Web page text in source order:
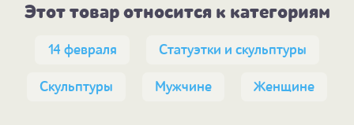
Этот товар относится к категориям
14 февраля Статуэтки и скульптуры
Скульптуры Мужчине Женщине